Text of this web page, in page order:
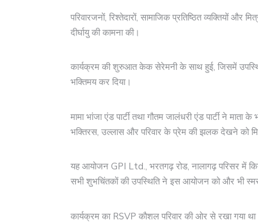
परिवारजनों, रिश्तेदारों, सामाजिक प्रतिष्ठित व्यक्तियों
दीर्घायु की कामना की।
कार्यक्रम की शुरुआत केक सेरेमनी के साथ हुई, जिसमें
भक्तिमय कर दिया।
मामा भांजा एंड पार्टी तथा गौतम जालंधरी एंड पार्टी ने
भक्तिरस, उल्लास और परिवार के प्रेम की झलक देखने को
यह आयोजन GPI Ltd., भरतगढ़ रोड, नालागढ़ परिसर में
सभी शुभचिंतकों की उपस्थिति ने इस आयोजन को और भी
कार्यक्रम का RSVP काैशल परिवार की ओर से रखा गया